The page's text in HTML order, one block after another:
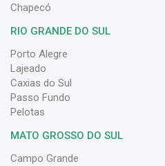
Chapecó
RIO GRANDE DO SUL
Porto Alegre
Lajeado
Caxias do Sul
Passo Fundo
Pelotas
MATO GROSSO DO SUL
Campo Grande